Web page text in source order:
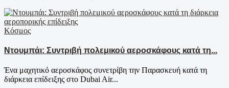
Κόσμος
Ντουμπάι: Συντριβή πολεμικού αεροσκάφους κατά τη...
Ένα μαχητικό αεροσκάφος συνετρίβη την Παρασκευή κατά τη
διάρκεια επίδειξης στο Dubai Air...